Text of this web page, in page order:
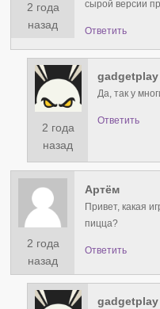
2 года
назад
сырой версии
Ответить
2 года
назад
gadgetplay
Да, так у
Ответить
2 года
назад
Артём
Привет, какая
пицца?
Ответить
gadgetplay